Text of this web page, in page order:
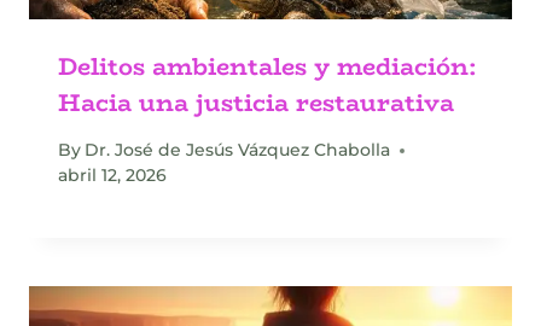
Delitos ambientales y mediación:
Hacia una justicia restaurativa
By Dr. José de Jesús Vázquez Chabolla
abril 12, 2026